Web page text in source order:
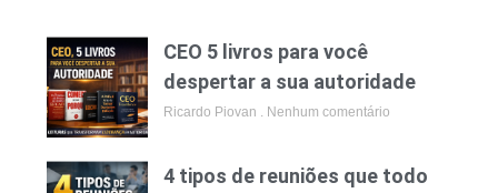
CEO 5 livros para você
despertar a sua autoridade
Ricardo Piovan Nenhum comentário
4 tipos de reuniões que todo